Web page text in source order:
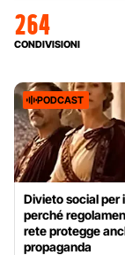
264
CONDIVISIONI
PODCAST
Divieto social per
perché
rete protegge
propaganda